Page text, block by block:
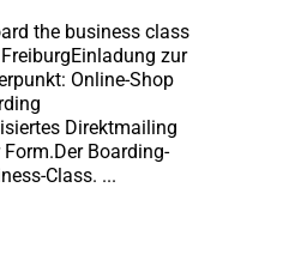
the business class
FreiburgEinladung zur
Online-Shop
Direktmailing
Boarding-
Class. ...